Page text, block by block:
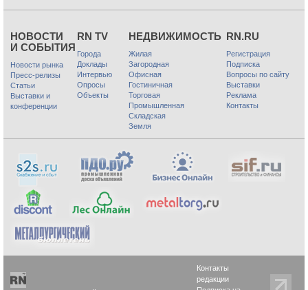
НОВОСТИ
И СОБЫТИЯ
Новости рынка
Пресс-релизы
Статьи
Выставки и
конференции
RN TV
Города
Доклады
Интервью
Опросы
Объекты
НЕДВИЖИМОСТЬ
Жилая
Загородная
Офисная
Гостиничная
Торговая
Промышленная
Складская
Земля
RN.RU
Регистрация
Подписка
Вопросы по сайту
Выставки
Реклама
Контакты
Контакты
редакции